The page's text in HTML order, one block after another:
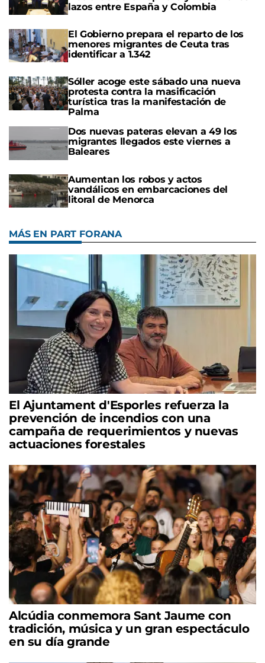
lazos entre España y Colombia
El Gobierno prepara el reparto de los
menores migrantes de Ceuta tras
identificar a 1.342
Sóller acoge este sábado una nueva
protesta contra la masificación
turística tras la manifestación de
Palma
Dos nuevas pateras elevan a 49 los
migrantes llegados este viernes a
Baleares
Aumentan los robos y actos
vandálicos en embarcaciones del
litoral de Menorca
MÁS EN PART FORANA
El Ajuntament d'Esporles refuerza la
prevención de incendios con una
campaña de requerimientos y nuevas
actuaciones forestales
Alcúdia conmemora Sant Jaume con
tradición, música y un gran espectáculo
en su día grande